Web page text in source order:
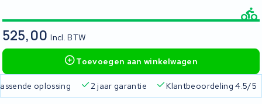
525,00Incl. BTW
Toevoegen aan winkelwagen
oplossing 2 jaar garantie Klantbeoordeling 4.5/5